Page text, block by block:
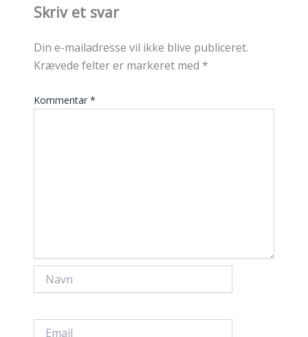
Skriv et svar
Din e-mailadresse vil ikke blive publiceret.
Krævede felter er markeret med *
Kommentar *